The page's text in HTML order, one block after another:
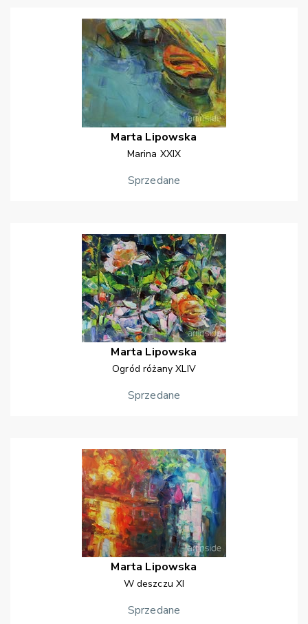
Marta Lipowska
Marina XXIX
Sprzedane
Marta Lipowska
Ogród różany XLIV
Sprzedane
Marta Lipowska
W deszczu XI
Sprzedane